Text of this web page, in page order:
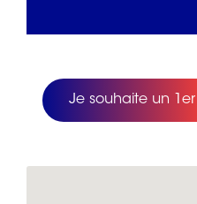
Je souhaite un